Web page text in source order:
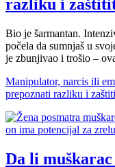
razliku i
Bio je šarmantan.
počela da sumnjaš u
je zbunjivao i trošio –
Manipulator, narcis ili
prepoznati razliku i
Da li